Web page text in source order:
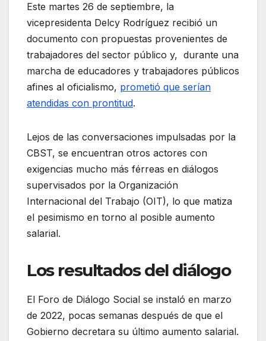
Este martes 26 de septiembre, la
vicepresidenta Delcy Rodríguez recibió un
documento con propuestas provenientes de
trabajadores del sector público y, durante una
marcha de educadores y trabajadores públicos
afines al oficialismo, prometió que serían
atendidas con prontitud.
Lejos de las conversaciones impulsadas por la
CBST, se encuentran otros actores con
exigencias mucho más férreas en diálogos
supervisados por la Organización
Internacional del Trabajo (OIT), lo que matiza
el pesimismo en torno al posible aumento
salarial.
Los resultados del diálogo
El Foro de Diálogo Social se instaló en marzo
de 2022, pocas semanas después de que el
Gobierno decretara su último aumento salarial.